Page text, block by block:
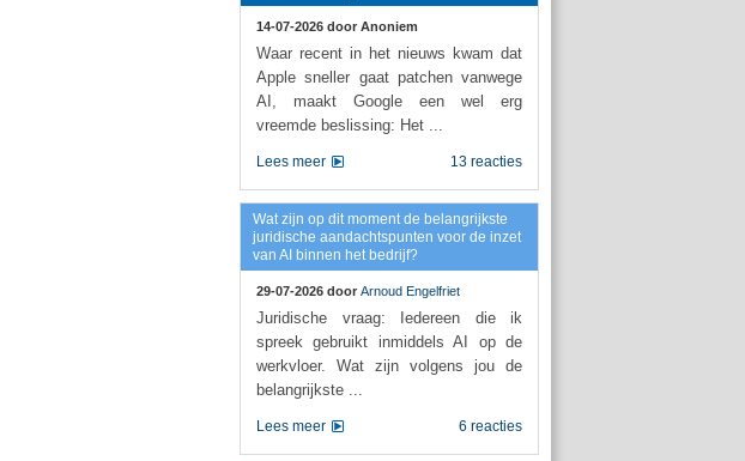
14-07-2026 door Anoniem
Waar recent in het nieuws kwam dat
Apple sneller gaat patchen vanwege
AI, maakt Google een wel erg
vreemde beslissing: Het ...
13 reacties
Lees meer
Wat zijn op dit moment de belangrijkste
juridische aandachtspunten voor de inzet
van AI binnen het bedrijf?
29-07-2026 door Arnoud Engelfriet
Juridische vraag: Iedereen die ik
spreek gebruikt inmiddels AI op de
werkvloer. Wat zijn volgens jou de
belangrijkste ...
6 reacties
Lees meer